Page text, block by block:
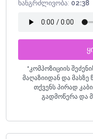
ხანგრძლივობა: 02:38
*კომპოზიციის
მაღაზიიდან და
თქვენს პირად
გადმოწერა და